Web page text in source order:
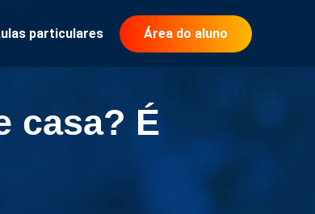
particulares Área do aluno
casa? É